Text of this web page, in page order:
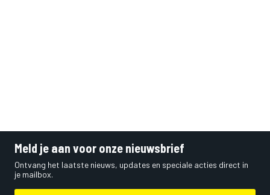
Meld je aan voor onze nieuwsbrief
Ontvang het laatste nieuws, updates en speciale acties direct in
je mailbox.